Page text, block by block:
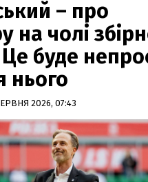
– про
на чолі
буде
нього
2026, 07:43